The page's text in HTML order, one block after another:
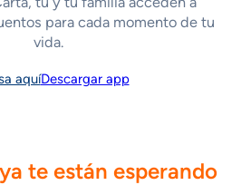
para cada momento de tu
vida.
aquíDescargar app
te están esperando